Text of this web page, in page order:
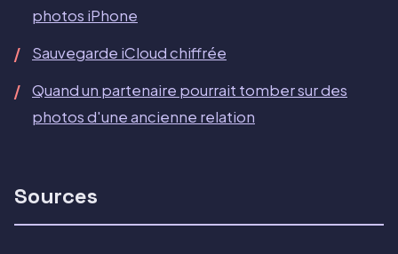
photos iPhone
Sauvegarde iCloud chiffrée
Quand un partenaire pourrait tomber sur des
photos d'une ancienne relation
Sources